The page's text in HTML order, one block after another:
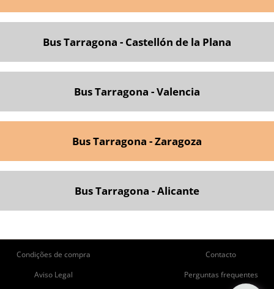
Bus Tarragona - Castellón de la Plana
Bus Tarragona - Valencia
Bus Tarragona - Zaragoza
Bus Tarragona - Alicante
Condições de compra
Aviso Legal
Contacto
Perguntas frequentes